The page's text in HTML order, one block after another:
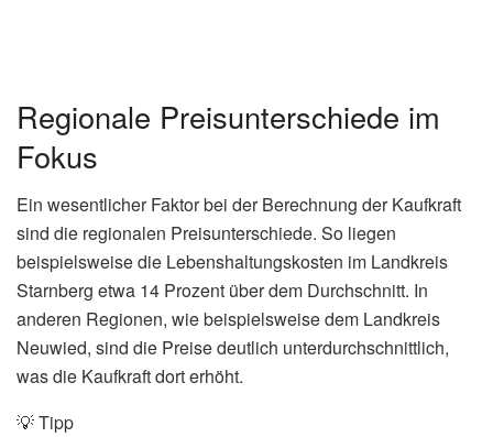
Regionale Preisunterschiede im
Fokus
Ein wesentlicher Faktor bei der Berechnung der Kaufkraft
sind die regionalen Preisunterschiede. So liegen
beispielsweise die Lebenshaltungskosten im Landkreis
Starnberg etwa 14 Prozent über dem Durchschnitt. In
anderen Regionen, wie beispielsweise dem Landkreis
Neuwied, sind die Preise deutlich unterdurchschnittlich,
was die Kaufkraft dort erhöht.
💡 Tipp